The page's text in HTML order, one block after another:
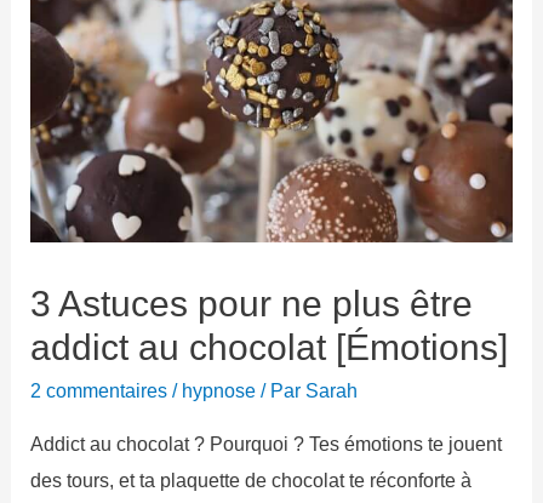
3 Astuces pour ne plus être
addict au chocolat [Émotions]
2 commentaires / hypnose / Par Sarah
Addict au chocolat ? Pourquoi ? Tes émotions te jouent
des tours, et ta plaquette de chocolat te réconforte à